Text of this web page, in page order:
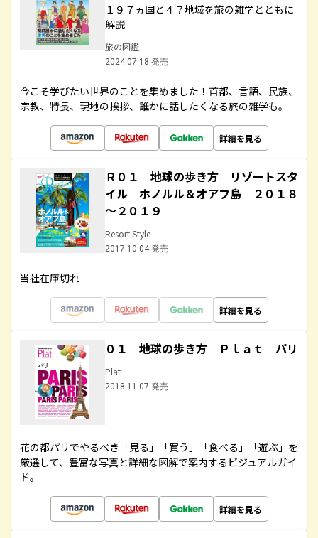
１９７ヵ国と４７地域を旅の雑学とともに
解説
旅の図鑑
2024.07.18 発売
今こそ学びたい世界のことを集めました！首都、言語、民族、
宗教、特長、現地の挨拶、誰かに話したくなる旅の雑学も。
詳細を見る
Ｒ０１ 地球の歩き方 リゾートスタ
イル ホノルル＆オアフ島 ２０１８
～２０１９
Resort Style
2017.10.04 発売
当社在庫切れ
詳細を見る
０１ 地球の歩き方 Ｐｌａｔ パリ
Plat
2018.11.07 発売
花の都パリでやるべき「見る」「買う」「食べる」「遊ぶ」を
厳選して、豊富な写真と詳細な図解で案内するビジュアルガイ
ド。
詳細を見る